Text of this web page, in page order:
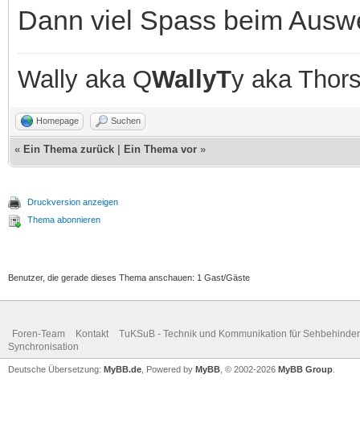
Dann viel Spass beim
Wally aka QWallyTy aka
Homepage Suchen
« Ein Thema zurück Ein Thema vor »
Druckversion anzeigen
Thema abonnieren
Benutzer, die gerade dieses Thema anschauen: 1 Gast/Gäste
Foren-Team Kontakt
TuKSuB - Technik und Kommunikation für
Synchronisation
Deutsche Übersetzung: MyBB.de , Powered by MyBB , © 2002-2026 MyBB Group